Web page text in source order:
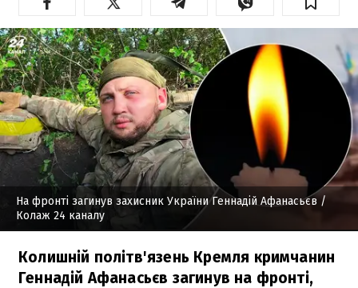
На фронті загинув захисник України Геннадій Афанасьєв /
Колаж 24 каналу
Колишній політв'язень Кремля кримчанин
Геннадій Афанасьєв загинув на фронті,